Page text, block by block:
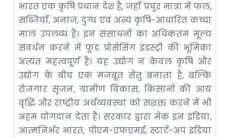
भारत एक कृषि प्रधान देश है, जहाँ प्रचुर मात्रा में फल,
सब्जियाँ, अनाज, दुग्ध एवं अन्य कृषि-आधारित कच्चा
माल उपलब्ध है। इन संसाधनों का अधिकतम मूल्य
संवर्धन करने में फूड प्रोसेसिंग इंडस्ट्री की भूमिका
अत्यंत महत्वपूर्ण है। यह उद्योग न केवल कृषि और
उद्योग के बीच एक मजबूत सेतु बनाता है, बल्कि
रोजगार सृजन, ग्रामीण विकास, किसानों की आय
वृद्धि और राष्ट्रीय अर्थव्यवस्था को सशक्त करने में भी
अहम योगदान देता है। सरकार द्वारा मेक इन इंडिया,
आत्मनिर्भर भारत, पीएम-एफएमई, स्टार्ट-अप इंडिया